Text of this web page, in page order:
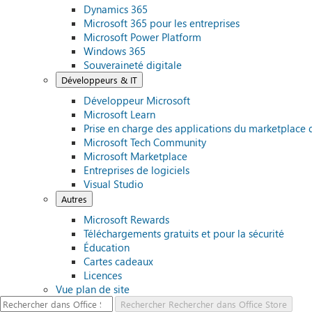
Dynamics 365
Microsoft 365 pour les entreprises
Microsoft Power Platform
Windows 365
Souveraineté digitale
Développeurs & IT
Développeur Microsoft
Microsoft Learn
Prise en charge des applications du marketplace
Microsoft Tech Community
Microsoft Marketplace
Entreprises de logiciels
Visual Studio
Autres
Microsoft Rewards
Téléchargements gratuits et pour la sécurité
Éducation
Cartes cadeaux
Licences
Vue plan de site
Rechercher Rechercher dans Office Store